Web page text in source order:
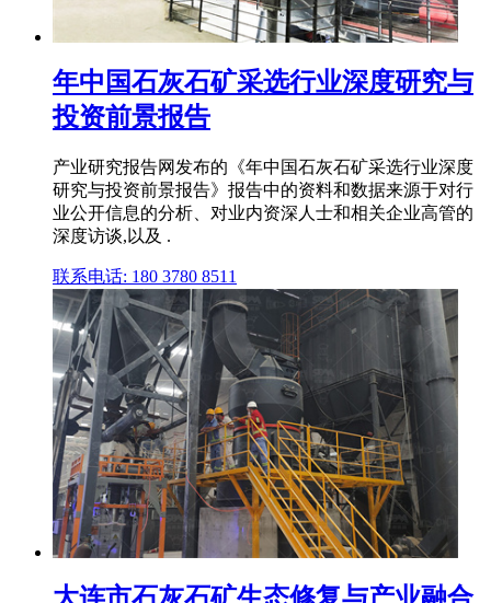
年中国石灰石矿采选行业深度研究与
投资前景报告
产业研究报告网发布的《年中国石灰石矿采选行业深度
研究与投资前景报告》报告中的资料和数据来源于对行
业公开信息的分析、对业内资深人士和相关企业高管的
深度访谈,以及 .
联系电话: 180 3780 8511
大连市石灰石矿生态修复与产业融合